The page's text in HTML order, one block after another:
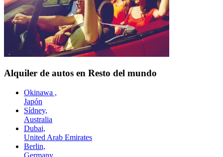
Alquiler de autos en Resto del mundo
Okinawa ,
Japón
Sídney,
Australia
Dubai,
United Arab Emirates
Berlin,
Germany